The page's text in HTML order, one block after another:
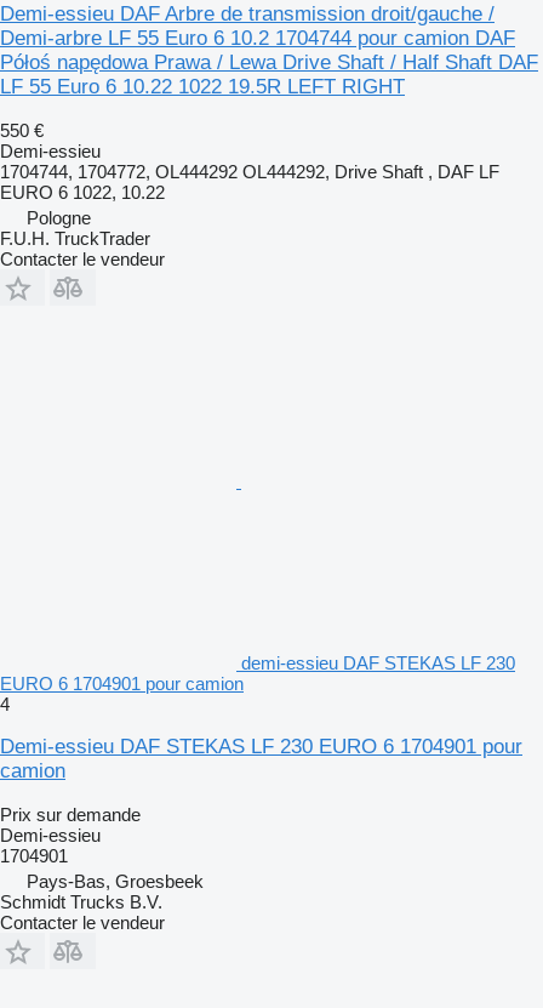
Demi-essieu DAF Arbre de transmission droit/gauche /
Demi-arbre LF 55 Euro 6 10.2 1704744 pour camion DAF
Półoś napędowa Prawa / Lewa Drive Shaft / Half Shaft DAF
LF 55 Euro 6 10.22 1022 19.5R LEFT RIGHT
550 €
Demi-essieu
1704744, 1704772, OL444292 OL444292, Drive Shaft , DAF LF
EURO 6 1022, 10.22
Pologne
F.U.H. TruckTrader
Contacter le vendeur
demi-essieu DAF STEKAS LF 230
EURO 6 1704901 pour camion
4
Demi-essieu DAF STEKAS LF 230 EURO 6 1704901 pour
camion
Prix sur demande
Demi-essieu
1704901
Pays-Bas, Groesbeek
Schmidt Trucks B.V.
Contacter le vendeur